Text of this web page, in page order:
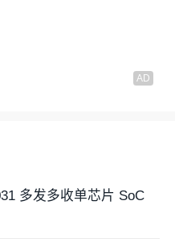
多发多收单芯片 SoC